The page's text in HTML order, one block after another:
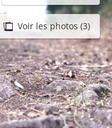
Voir les photos (3)